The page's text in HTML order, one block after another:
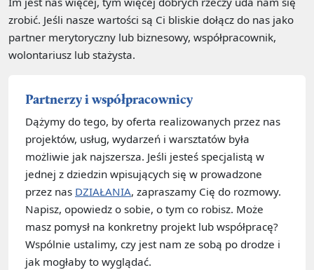
zrobić. Jeśli nasze wartości są Ci bliskie dołącz do nas jako
partner merytoryczny lub biznesowy, współpracownik,
wolontariusz lub stażysta.
Partnerzy i współpracownicy
Dążymy do tego, by oferta realizowanych przez nas
projektów, usług, wydarzeń i warsztatów była
możliwie jak najszersza. Jeśli jesteś specjalistą w
jednej z dziedzin wpisujących się w prowadzone
przez nas DZIAŁANIA, zapraszamy Cię do rozmowy.
Napisz, opowiedz o sobie, o tym co robisz. Może
masz pomysł na konkretny projekt lub współpracę?
Wspólnie ustalimy, czy jest nam ze sobą po drodze i
jak mogłaby to wyglądać.